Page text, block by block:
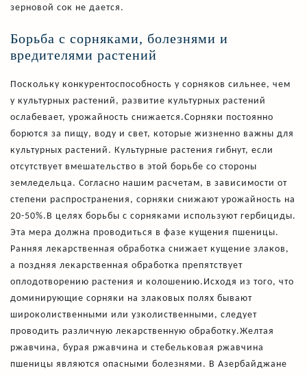
зерновой сок не дается.
Борьба с сорняками, болезнями и
вредителями растений
Поскольку конкурентоспособность у сорняков сильнее, чем
у культурных растений, развитие культурных растений
ослабевает, урожайность снижается.Сорняки постоянно
борются за пищу, воду и свет, которые жизненно важны для
культурных растений. Культурные растения гибнут, если
отсутствует вмешательство в этой борьбе со стороны
земледельца. Согласно нашим расчетам, в зависимости от
степени распространения, сорняки снижают урожайность на
20-50%.В целях борьбы с сорняками используют гербициды.
Эта мера должна проводиться в фазе кущения пшеницы.
Ранняя лекарственная обработка снижает кущение злаков,
а поздняя лекарственная обработка препятствует
оплодотворению растения и колошению.Исходя из того, что
доминирующие сорняки на злаковых полях бывают
широколиственными или узколиственными, следует
проводить различную лекарственную обработку.Желтая
ржавчина, бурая ржавчина и стебельковая ржавчина
пшеницы являются опасными болезнями. В Азербайджане